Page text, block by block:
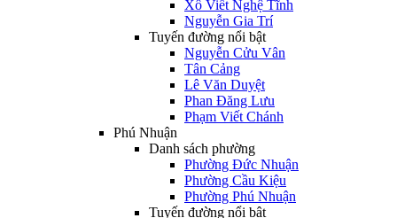
Xô Viết Nghệ Tĩnh
Nguyễn Gia Trí
Tuyến đường nổi bật
Nguyễn Cửu Vân
Tân Cảng
Lê Văn Duyệt
Phan Đăng Lưu
Phạm Viết Chánh
Phú Nhuận
Danh sách phường
Phường Đức Nhuận
Phường Cầu Kiệu
Phường Phú Nhuận
Tuyến đường nổi bật